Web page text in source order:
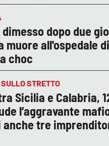
dimesso dopo due
all'ospedale
choc
STRETTO
Sicilia e Calabria,
l’aggravante
anche tre